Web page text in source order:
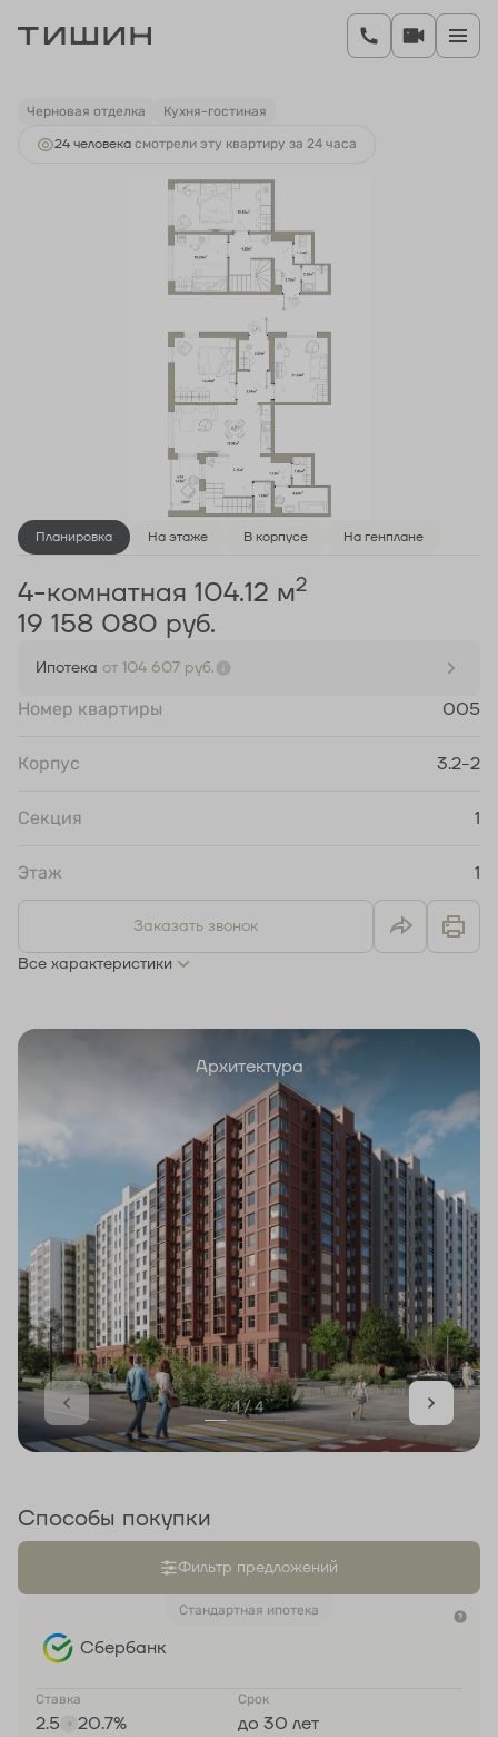
4-комнатная104.12 м 19 158 080 руб.
Ипотекаот 104 607 руб.
Черновая отделка Кухня-гостиная
24 человекa смотрели эту квартиру за 24 часа
Планировка На этаже В корпусе На генплане
4-комнатная 104.12 м2
19 158 080 руб.
Ипотека от 104 607 руб.
Номер квартиры 005
Корпус 3.2-2
Секция 1
Этаж 1
Заказать звонок
Все характеристики
Архитектура
1 / 4
Способы покупки
Фильтр предложений
Стандартная ипотека
Сбербанк
Ставка
2.5 20.7%
Срок
до 30 лет